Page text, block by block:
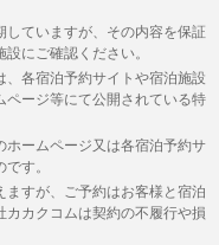
ていますが、その内容を保証
にご確認ください。
各宿泊予約サイトや宿泊施設
ページ等にて公開されている特
ホームページ又は各宿泊予約サ
す。
すが、ご予約はお客様と宿泊
カクコムは契約の不履行や損